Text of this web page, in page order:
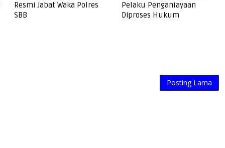
Resmi Jabat Waka Polres
SBB
Pelaku Penganiayaan
Diproses Hukum
Posting Lama